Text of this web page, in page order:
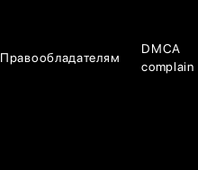
Правообладателям
DMCA
complain